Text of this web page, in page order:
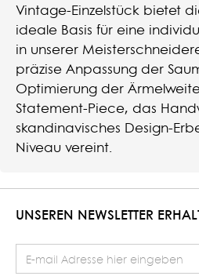
Vintage-Einzelstück bietet
ideale Basis für eine
in unserer
präzise Anpassung der
Optimierung der
Statement-Piece, das
skandinavisches Design-
Niveau vereint.
UNSEREN NEWSLETTER